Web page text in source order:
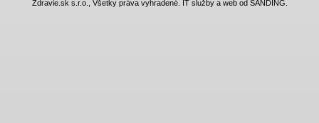
Zdravie.sk s.r.o., Všetky práva vyhradené. IT služby a web od SANDING.